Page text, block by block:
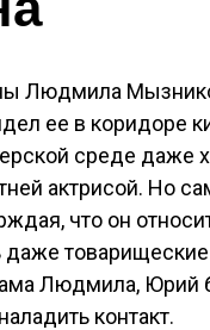
Людмила
ее в коридоре
среде даже
актрисой. Но
что он
даже
Людмила, Юрий
контакт.